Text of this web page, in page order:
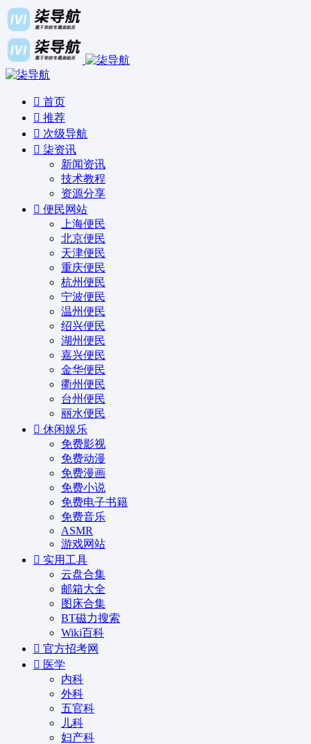
首页
推荐
次级导航
柒资讯
新闻资讯
技术教程
资源分享
便民网站
上海便民
北京便民
天津便民
重庆便民
杭州便民
宁波便民
温州便民
绍兴便民
湖州便民
嘉兴便民
金华便民
衢州便民
台州便民
丽水便民
休闲娱乐
免费影视
免费动漫
免费漫画
免费小说
免费电子书籍
免费音乐
ASMR
游戏网站
实用工具
云盘合集
邮箱大全
图床合集
BT磁力搜索
Wiki百科
官方招考网
医学
内科
外科
五官科
儿科
妇产科